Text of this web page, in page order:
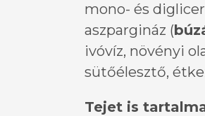
mono- és
aszpargináz (
ivóvíz, növényi
sütőélesztő,
Tejet is